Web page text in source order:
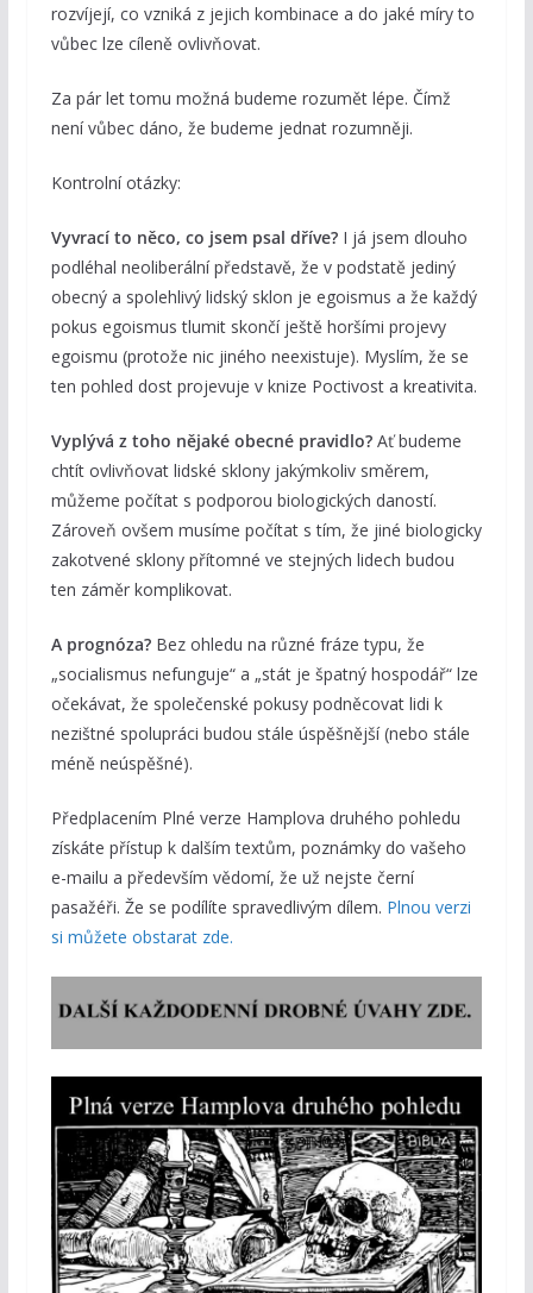
rozvíjejí, co vzniká z jejich kombinace a do jaké míry to
vůbec lze cíleně ovlivňovat.
Za pár let tomu možná budeme rozumět lépe. Čímž
není vůbec dáno, že budeme jednat rozumněji.
Kontrolní otázky:
Vyvrací to něco, co jsem psal dříve? I já jsem dlouho
podléhal neoliberální představě, že v podstatě jediný
obecný a spolehlivý lidský sklon je egoismus a že každý
pokus egoismus tlumit skončí ještě horšími projevy
egoismu (protože nic jiného neexistuje). Myslím, že se
ten pohled dost projevuje v knize Poctivost a kreativita.
Vyplývá z toho nějaké obecné pravidlo?Ať budeme
chtít ovlivňovat lidské sklony jakýmkoliv směrem,
můžeme počítat s podporou biologických daností.
Zároveň ovšem musíme počítat s tím, že jiné biologicky
zakotvené sklony přítomné ve stejných lidech budou
ten záměr komplikovat.
A prognóza? Bez ohledu na různé fráze typu, že
„socialismus nefunguje“ a „stát je špatný hospodář“ lze
očekávat, že společenské pokusy podněcovat lidi k
nezištné spolupráci budou stále úspěšnější (nebo stále
méně neúspěšné).
Předplacením Plné verze Hamplova druhého pohledu
získáte přístup k dalším textům, poznámky do vašeho
e-mailu a především vědomí, že už nejste černí
pasažéři. Že se podílíte spravedlivým dílem. Plnou verzi
si můžete obstarat zde.